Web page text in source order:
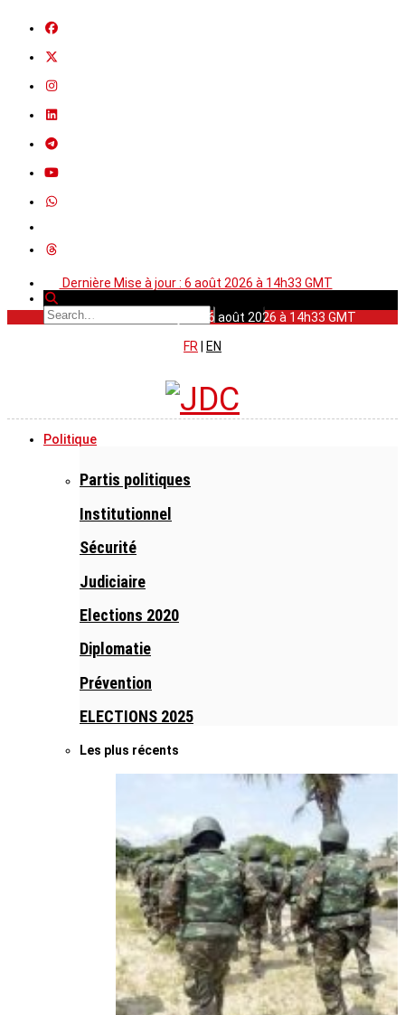
Dernière Mise à jour : 6 août 2026 à 14h33 GMT
Dernière Mise à jour : 6 août 2026 à 14h33 GMT
FR
EN
Politique
Partis politiques
Institutionnel
Sécurité
Judiciaire
Elections 2020
Diplomatie
Prévention
ELECTIONS 2025
Les plus récents